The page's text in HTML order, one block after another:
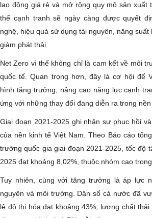
lao động giá rẻ và mở rộng quy mô sản xuất
thế cạnh tranh sẽ ngày càng được quyết
nghệ, hiệu quả sử dụng tài nguyên, năng suất
giảm phát thải.
Net Zero vì thế không chỉ là cam kết về môi
quốc tế. Quan trọng hơn, đây là cơ hội để
hình tăng trưởng, nâng cao năng lực cạnh
ứng với những thay đổi đang diễn ra trong
Giai đoạn 2021-2025 ghi nhận sự phục hồi
của nền kinh tế Việt Nam. Theo Báo cáo
trường quốc gia giai đoạn 2021-2025, tốc độ
2025 đạt khoảng 8,02%, thuộc nhóm cao
Tuy nhiên, cùng với tăng trưởng là áp lực
nguyên và môi trường. Dân số cả nước đã
lệ đô thị hóa đạt khoảng 43%; lượng chất